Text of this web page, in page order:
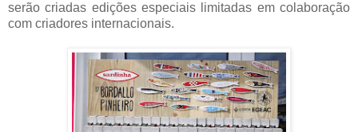
serão criadas edições especiais limitadas em colaboração
com criadores internacionais.